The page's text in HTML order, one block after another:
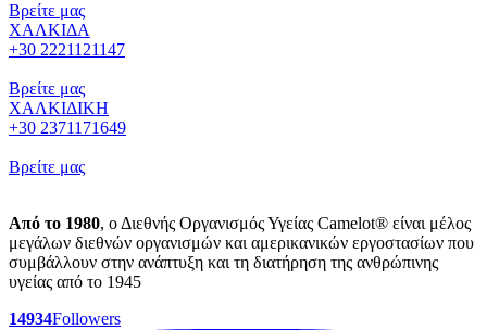
Βρείτε μας
ΧΑΛΚΙΔΑ
+30 2221121147
Βρείτε μας
ΧΑΛΚΙΔΙΚΗ
+30 2371171649
Βρείτε μας
Από το 1980, ο Διεθνής Οργανισμός Υγείας Camelot® είναι μέλος
μεγάλων διεθνών οργανισμών και αμερικανικών εργοστασίων που
συμβάλλουν στην ανάπτυξη και τη διατήρηση της ανθρώπινης
υγείας από το 1945
14934Followers